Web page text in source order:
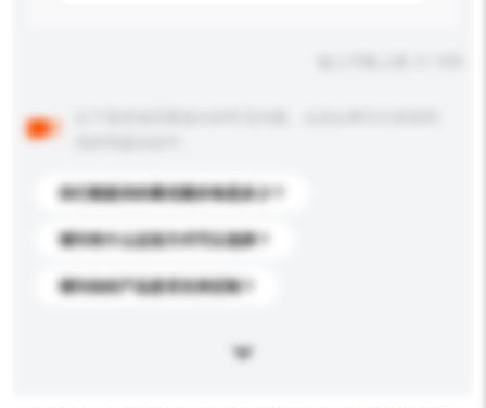
你们能提供的最优惠价格是多少？
请问有什么运送方式可以选择？
请问你的产品是否支持定制？